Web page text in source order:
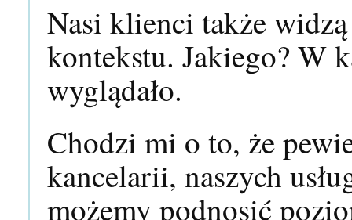
Nasi klienci także
kontekstu. Jakiego? W
wyglądało.
Chodzi mi o to, że
kancelarii, naszych
możemy podnosić